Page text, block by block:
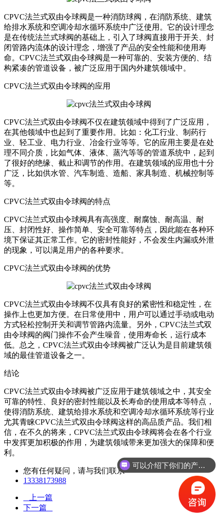
CPVC法兰式双由令球阀是一种消防球阀，在消防系统、建筑
给排水系统和空调冷却水循环系统中广泛使用。它的设计理念
是在传统法兰式球阀的基础上，引入了球阀直接用于开关、封
闭管路内流体的设计理念，增强了产品的安全性能和使用寿
命。CPVC法兰式双由令球阀是一种可靠的、安装方便的、结
构紧凑的管道设备，被广泛应用于国内外建筑领域中。
CPVC法兰式双由令球阀的应用
CPVC法兰式双由令球阀不仅在建筑领域中得到了广泛应用，
在其他领域中也起到了重要作用。比如：化工行业、制药行
业、轻工业、电力行业、冶金行业等等。它的应用主要是在处
理不同介质，比如气体、液体、蒸汽等等的管道系统中，起到
了很好的绝缘、截止和调节的作用。在建筑领域的应用也十分
广泛，比如供水管、汽车制造、造船、家具制造、机械控制等
等。
CPVC法兰式双由令球阀的特点
CPVC法兰式双由令球阀具有高强度、耐腐蚀、耐高温、耐
压、封闭性好、操作简单、安全可靠等特点，因此能在各种环
境下保证其正常工作。它的密封性能好，不会发生内漏或外泄
的现象，可以满足用户的各种要求。
CPVC法兰式双由令球阀的优势
CPVC法兰式双由令球阀不仅具有良好的紧密性和稳定性，在
操作上也更加方便。在日常使用中，用户可以通过手动或电动
方式轻松控制开关和调节管路内流量。另外，CPVC法兰式双
由令球阀的阀门操作不会产生噪音，使用寿命长，运行成本
低。总之，CPVC法兰式双由令球阀被广泛认为是目前建筑领
域的最佳管道设备之一。
结论
CPVC法兰式双由令球阀被广泛应用于建筑领域之中，其安全
可靠的特性、良好的密封性能以及长寿命的使用成本等特点，
使得消防系统、建筑给排水系统和空调冷却水循环系统等行业
尤其青睐CPVC法兰式双由令球阀这样的高品质产品。我们相
信，在不久的将来，CPVC法兰式双由令球阀将会在各个行业
中发挥更加积极的作用，为建筑领域带来更加强大的保障和便
利。
您有任何疑问，请与我们联系
13338173988
上一篇
下一篇
可以介绍下你们的产品么